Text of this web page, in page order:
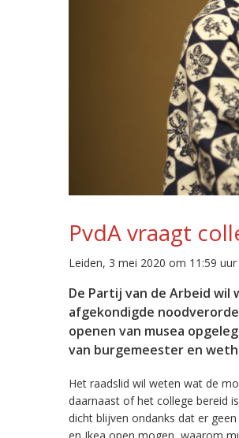
PvdA vraagt
Leiden, 3 mei 2020 om 11:59
De Partij van de Arbeid wil
afgekondigde
openen van musea
van burgemeester en
Het raadslid wil weten wat de
daarnaast of het college bereid
dicht blijven ondanks dat er